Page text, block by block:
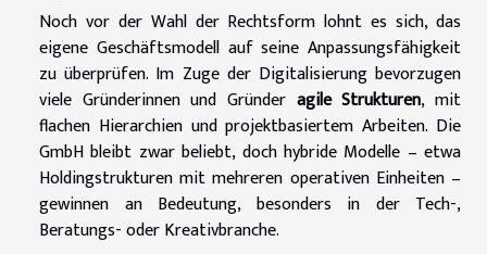
Noch vor der Wahl der Rechtsform lohnt es sich, das
eigene Geschäftsmodell auf seine Anpassungsfähigkeit
zu überprüfen. Im Zuge der Digitalisierung bevorzugen
viele Gründerinnen und Gründer agile Strukturen, mit
flachen Hierarchien und projektbasiertem Arbeiten. Die
GmbH bleibt zwar beliebt, doch hybride Modelle – etwa
Holdingstrukturen mit mehreren operativen Einheiten –
gewinnen an Bedeutung, besonders in der Tech-,
Beratungs- oder Kreativbranche.